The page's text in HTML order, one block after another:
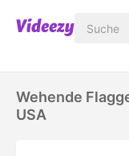
Wehende
USA